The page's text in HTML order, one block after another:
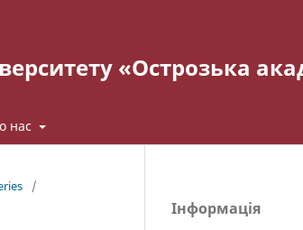
«Острозька
нас
/
Інформація